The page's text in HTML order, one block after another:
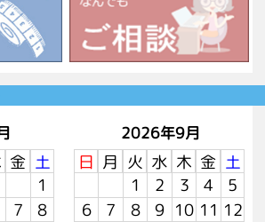
金 土
1
7
8
2026年9月
日 月 火 水 木 金 土
1
2 3 4
5
6
7 8 9 10 11 12